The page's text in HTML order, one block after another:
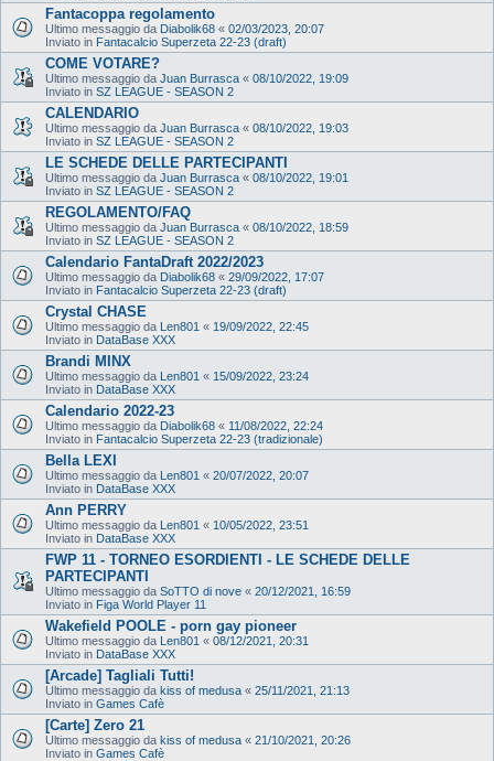
Fantacoppa regolamento
Ultimo messaggio da Diabolik68 « 02/03/2023, 20:07
Inviato in Fantacalcio Superzeta 22-23 (draft)
COME VOTARE?
Ultimo messaggio da Juan Burrasca « 08/10/2022, 19:09
Inviato in SZ LEAGUE - SEASON 2
CALENDARIO
Ultimo messaggio da Juan Burrasca « 08/10/2022, 19:03
Inviato in SZ LEAGUE - SEASON 2
LE SCHEDE DELLE PARTECIPANTI
Ultimo messaggio da Juan Burrasca « 08/10/2022, 19:01
Inviato in SZ LEAGUE - SEASON 2
REGOLAMENTO/FAQ
Ultimo messaggio da Juan Burrasca « 08/10/2022, 18:59
Inviato in SZ LEAGUE - SEASON 2
Calendario FantaDraft 2022/2023
Ultimo messaggio da Diabolik68 « 29/09/2022, 17:07
Inviato in Fantacalcio Superzeta 22-23 (draft)
Crystal CHASE
Ultimo messaggio da Len801 « 19/09/2022, 22:45
Inviato in DataBase XXX
Brandi MINX
Ultimo messaggio da Len801 « 15/09/2022, 23:24
Inviato in DataBase XXX
Calendario 2022-23
Ultimo messaggio da Diabolik68 « 11/08/2022, 22:24
Inviato in Fantacalcio Superzeta 22-23 (tradizionale)
Bella LEXI
Ultimo messaggio da Len801 « 20/07/2022, 20:07
Inviato in DataBase XXX
Ann PERRY
Ultimo messaggio da Len801 « 10/05/2022, 23:51
Inviato in DataBase XXX
FWP 11 - TORNEO ESORDIENTI - LE SCHEDE DELLE
PARTECIPANTI
Ultimo messaggio da SoTTO di nove « 20/12/2021, 16:59
Inviato in Figa World Player 11
Wakefield POOLE - porn gay pioneer
Ultimo messaggio da Len801 « 08/12/2021, 20:31
Inviato in DataBase XXX
[Arcade] Tagliali Tutti!
Ultimo messaggio da kiss of medusa « 25/11/2021, 21:13
Inviato in Games Cafè
[Carte] Zero 21
Ultimo messaggio da kiss of medusa « 21/10/2021, 20:26
Inviato in Games Cafè